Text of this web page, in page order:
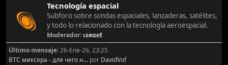
Tecnología espacial
Subforo sobre sondas espaciales, lanzaderas, satélites,
y todo lo relacionado con la tecnología aeroespacial.
Moderador: ιѕяαєℓ
Último mensaje:26-Ene-26, 23:25
BTC миксера - для чего н... por DavidVof